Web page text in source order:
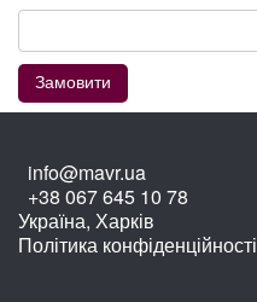
info@mavr.ua
+38 067 645 10 78
Україна, Харків
Політика конфіденційності